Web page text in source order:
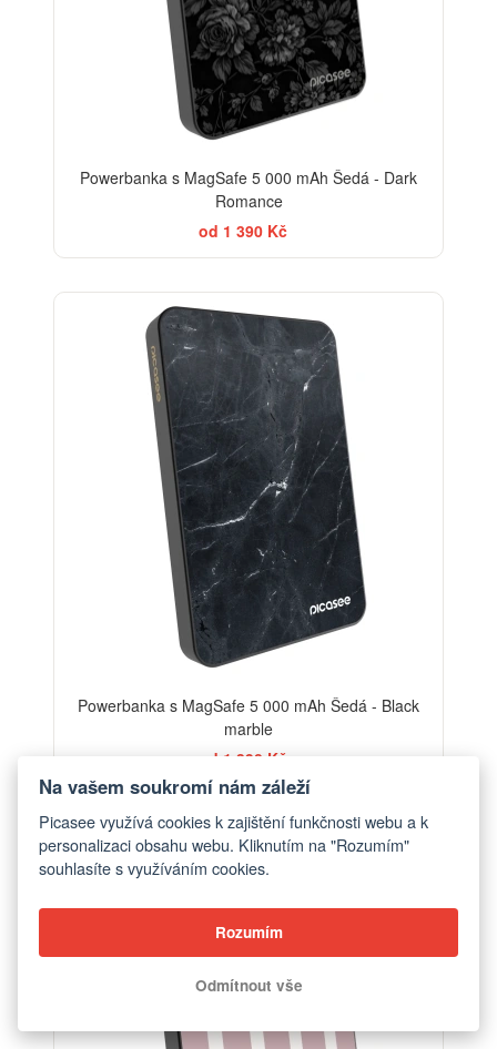
Powerbanka s MagSafe 5 000 mAh Šedá - Dark
Romance
od 1 390 Kč
Powerbanka s MagSafe 5 000 mAh Šedá - Black
marble
od 1 390 Kč
ELEGANCE
Na vašem soukromí nám záleží
Picasee využívá cookies k zajištění funkčnosti webu a k
personalizaci obsahu webu. Kliknutím na "Rozumím"
souhlasíte s využíváním cookies.
Rozumím
Odmítnout vše